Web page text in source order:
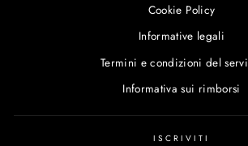
Cookie Policy
Informative legali
Termini e condizioni del
Informativa sui rimborsi
ISCRIVITI